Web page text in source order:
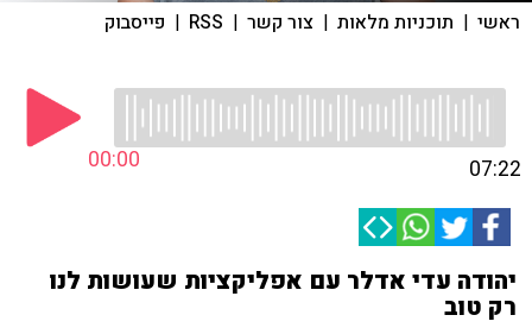
ראשי | תוכניות מלאות | צור קשר |
RSS
| פייסבוק
00:00 07:22
יהודה עדי אדלר עם אפליקציות שעושות לנו
רק טוב